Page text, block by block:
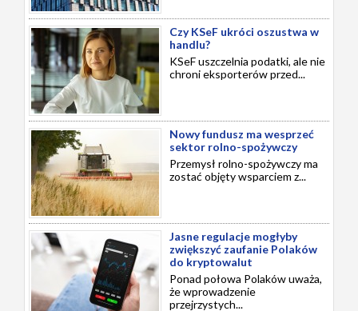
Czy KSeF ukróci oszustwa w
handlu?
KSeF uszczelnia podatki, ale nie
chroni eksporterów przed...
Nowy fundusz ma wesprzeć
sektor rolno-spożywczy
Przemysł rolno-spożywczy ma
zostać objęty wsparciem z...
Jasne regulacje mogłyby
zwiększyć zaufanie Polaków
do kryptowalut
Ponad połowa Polaków uważa,
że wprowadzenie
przejrzystych...